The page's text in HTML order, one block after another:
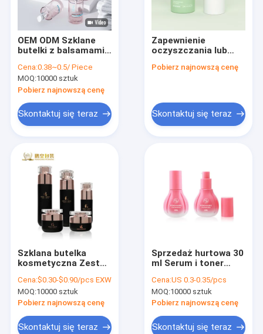
OEM ODM Szklane
butelki z balsamami
Wodniżające
balsamy Serum oleju
do twarzy Toner
kosmetyczny
Szklana butelka
Cena:0.38~0.5/ Piece
MOQ:10000 sztuk
Pobierz najnowszą cenę
Skontaktuj się teraz
Zapewnienie
oczyszczania lub
Pobierz najnowszą cenę
Skontaktuj się teraz
Szklana butelka
kosmetyczna Zestaw
Balsam do
pielęgnacji skóry
Szklana butelka
Cena:$0.30-$0.90/pcs EXW
MOQ:10000 sztuk
Pobierz najnowszą cenę
Skontaktuj się teraz
Sprzedaż hurtowa 30
ml Serum i toner
Cream Lotion
Szklane butelki z
pompą
Cena:US 0.3-0.35/pcs
MOQ:10000 sztuk
Pobierz najnowszą cenę
Skontaktuj się teraz